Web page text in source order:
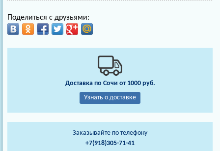
Поделиться с друзьями:
Доставка по Сочи от 1000 руб.
Узнать о доставке
Заказывайте по телефону
+7(918)305-71-41